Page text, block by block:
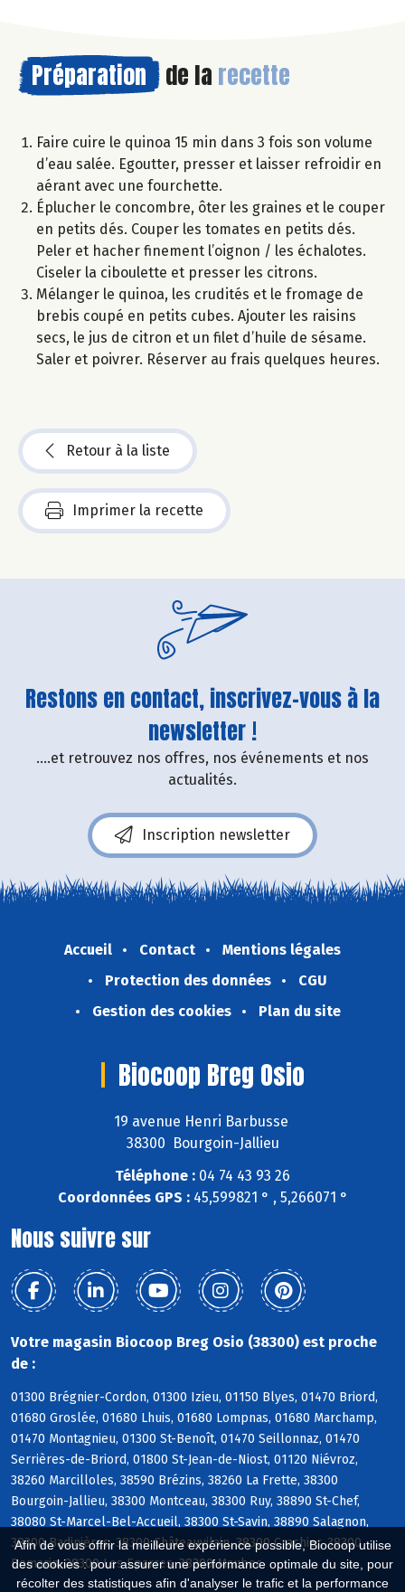
Afin de vous offrir la meilleure expérience possible, Biocoop utilise
des cookies : pour assurer une performance optimale du site, pour
récolter des statistiques afin d'analyser le trafic et la performance
Préparation de la recette
Faire cuire le quinoa 15 min dans 3 fois son volume
d’eau salée. Egoutter, presser et laisser refroidir en
aérant avec une fourchette.
Éplucher le concombre, ôter les graines et le couper
en petits dés. Couper les tomates en petits dés.
Peler et hacher finement l’oignon / les échalotes.
Ciseler la ciboulette et presser les citrons.
Mélanger le quinoa, les crudités et le fromage de
brebis coupé en petits cubes. Ajouter les raisins
secs, le jus de citron et un filet d’huile de sésame.
Saler et poivrer. Réserver au frais quelques heures.
Retour à la liste
Imprimer la recette
Restons en contact, inscrivez-vous à la
newsletter !
....et retrouvez nos offres, nos événements et nos
actualités.
Inscription newsletter
Accueil Contact
Mentions légales
Protection des données
CGU
Gestion des cookies
Plan du site
Biocoop Breg Osio
19 avenue Henri Barbusse
38300 Bourgoin-Jallieu
Téléphone : 04 74 43 93 26
Coordonnées GPS :45,599821 ° , 5,266071 °
Nous suivre sur
Votre magasin Biocoop Breg Osio (38300) est proche
de :
01300 Brégnier-Cordon, 01300 Izieu, 01150 Blyes, 01470 Briord,
01680 Groslée, 01680 Lhuis, 01680 Lompnas, 01680 Marchamp,
01470 Montagnieu, 01300 St-Benoît, 01470 Seillonnaz, 01470
Serrières-de-Briord, 01800 St-Jean-de-Niost, 01120 Niévroz,
38260 Marcilloles, 38590 Brézins, 38260 La Frette, 38300
Bourgoin-Jallieu, 38300 Montceau, 38300 Ruy, 38890 St-Chef,
38080 St-Marcel-Bel-Accueil, 38300 St-Savin, 38890 Salagnon,
38300 Badinières, 38300 Châteauvilain, 38300 Crachier, 38300
Domarin, 38300 Les Eparres, 38300 Maubec